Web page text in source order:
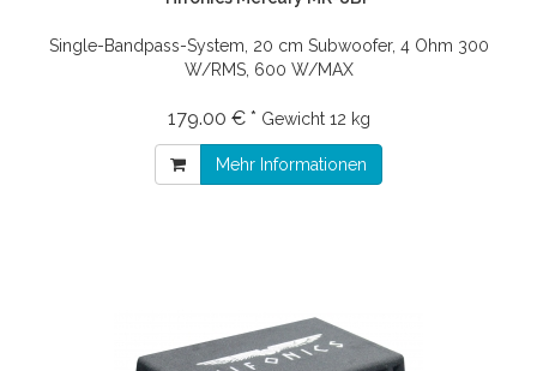
Single-Bandpass-System, 20 cm Subwoofer, 4 Ohm 300
W/RMS, 600 W/MAX
179.00 € * Gewicht 12 kg
Mehr Informationen